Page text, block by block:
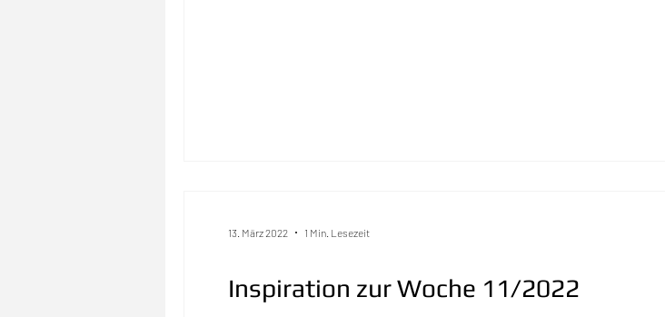
Inspiration zur Woche 11/2022
13. März 2022 1 Min. Lesezeit